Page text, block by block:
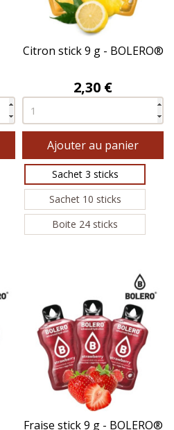
Citron stick 9 g - BOLERO®
Prix
2,30 €
Ajouter au panier
Sachet 3 sticks
Sachet 10 sticks
Boite 24 sticks
Fraise stick 9 g - BOLERO®